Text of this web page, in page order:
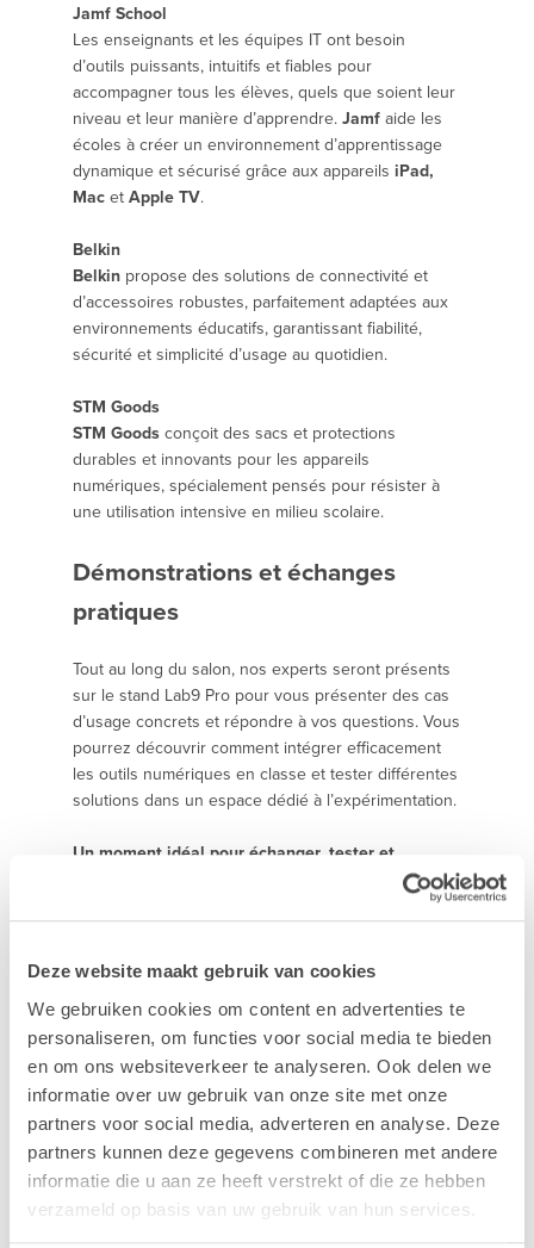
Deze website maakt gebruik van cookies
We gebruiken cookies om content en advertenties te
personaliseren, om functies voor social media te bieden
en om ons websiteverkeer te analyseren. Ook delen we
informatie over uw gebruik van onze site met onze
partners voor social media, adverteren en analyse. Deze
partners kunnen deze gegevens combineren met andere
informatie die u aan ze heeft verstrekt of die ze hebben
verzameld op basis van uw gebruik van hun services.
Jamf School
Les enseignants et les équipes IT ont besoin
d’outils puissants, intuitifs et fiables pour
accompagner tous les élèves, quels que soient leur
niveau et leur manière d’apprendre.Jamfaide les
écoles à créer un environnement d’apprentissage
dynamique et sécurisé grâce aux appareils iPad,
MacetApple TV.
Belkin
Belkin propose des solutions de connectivité et
d’accessoires robustes, parfaitement adaptées aux
environnements éducatifs, garantissant fiabilité,
sécurité et simplicité d’usage au quotidien.
STM Goods
STM Goodsconçoit des sacs et protections
durables et innovants pour les appareils
numériques, spécialement pensés pour résister à
une utilisation intensive en milieu scolaire.
Démonstrations et échanges
pratiques
Tout au long du salon, nos experts seront présents
sur le stand Lab9 Pro pour vous présenter des cas
d’usage concrets et répondre à vos questions. Vous
pourrez découvrir comment intégrer efficacement
les outils numériques en classe et tester différentes
solutions dans un espace dédié à l’expérimentation.
Un moment idéal pour échanger, tester et